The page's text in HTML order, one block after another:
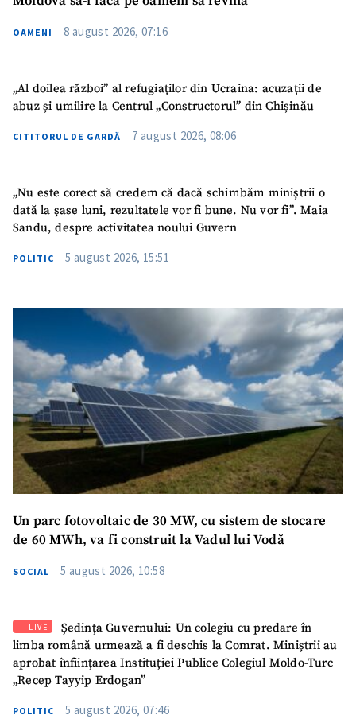
SUSȚINE
OAMENI 8 august 2026, 07:16
„Al doilea război” al refugiaților din Ucraina: acuzații de
abuz și umilire la Centrul „Constructorul” din Chișinău
CITITORUL DE GARDĂ 7 august 2026, 08:06
„Nu este corect să credem că dacă schimbăm miniștrii o
dată la șase luni, rezultatele vor fi bune. Nu vor fi”. Maia
Sandu, despre activitatea noului Guvern
POLITIC 5 august 2026, 15:51
Un parc fotovoltaic de 30 MW, cu sistem de stocare
de 60 MWh, va fi construit la Vadul lui Vodă
SOCIAL 5 august 2026, 10:58
LIVE
Ședința Guvernului: Un colegiu cu predare în
limba română urmează a fi deschis la Comrat. Miniștrii au
aprobat înființarea Instituției Publice Colegiul Moldo-Turc
„Recep Tayyip Erdogan”
POLITIC 5 august 2026, 07:46
confidențialitate.
TRIMITE ȘTIREA